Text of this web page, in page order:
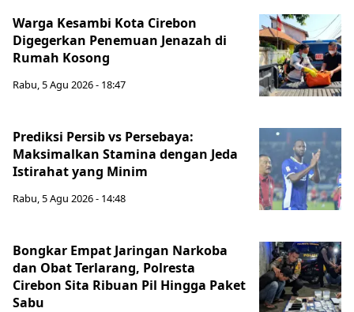
Warga Kesambi Kota Cirebon
Digegerkan Penemuan Jenazah di
Rumah Kosong
Rabu, 5 Agu 2026 - 18:47
Prediksi Persib vs Persebaya:
Maksimalkan Stamina dengan Jeda
Istirahat yang Minim
Rabu, 5 Agu 2026 - 14:48
Bongkar Empat Jaringan Narkoba
dan Obat Terlarang, Polresta
Cirebon Sita Ribuan Pil Hingga Paket
Sabu